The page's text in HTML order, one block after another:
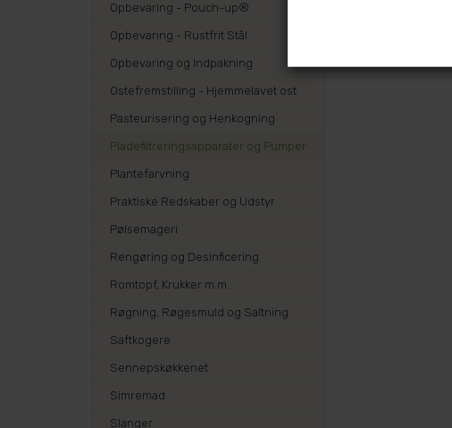
Opbevaring - Pouch-up®
Opbevaring - Rustfrit Stål
Opbevaring og Indpakning
Ostefremstilling - Hjemmelavet ost
Pasteurisering og Henkogning
Pladefiltreringsapparater og Pumper
Plantefarvning
Praktiske Redskaber og Udstyr
Pølsemageri
Rengøring og Desinficering
Romtopf, Krukker m.m.
Røgning, Røgesmuld og Saltning
Saftkogere
Sennepskøkkenet
Simremad
Slanger